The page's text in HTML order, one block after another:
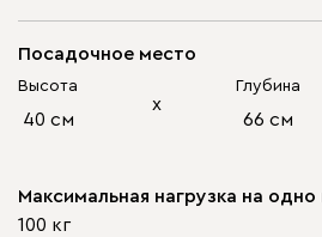
Посадочное место
Высота
40 см
х
Глубина
66 см
Максимальная нагрузка на
100 кг